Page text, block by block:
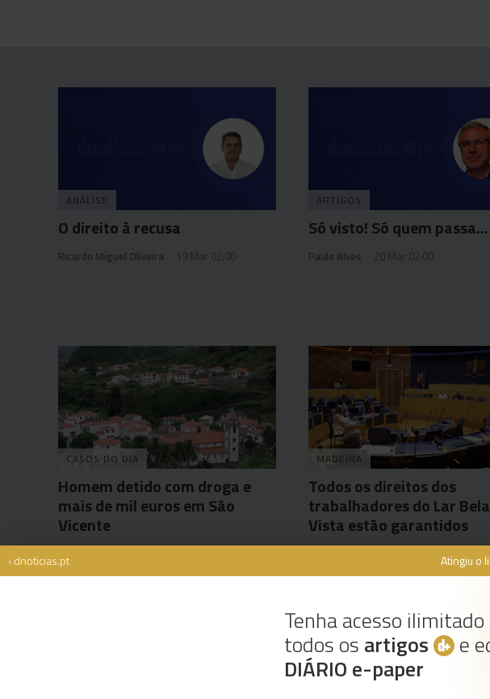
Atingiu o
Tenha acesso ilimitado
todos os artigos e
DIÁRIO e-paper
‹ dnoticias.pt
ANÁLISE
O direito à recusa
Ricardo Miguel Oliveira 19 Mar 02:00
ARTIGOS
Só visto! Só quem passa...
Paulo Alves 20 Mar 02:00
CASOS DO DIA
Homem detido com droga e
mais de mil euros em São
Vicente
Andreína Ferreira
MADEIRA
Todos os direitos dos
trabalhadores do Lar Bela
Vista estão garantidos
Rua Dr. Fernão de Ornelas, 56 - 3º